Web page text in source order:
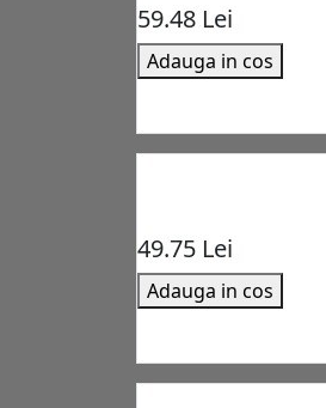
59.48 Lei
Adauga in cos
49.75 Lei
Adauga in cos